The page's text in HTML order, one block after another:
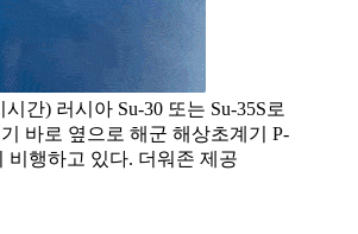
간) 러시아 Su-30 또는 Su-35S로
바로 옆으로 해군 해상초계기 P-
비행하고 있다. 더워존 제공